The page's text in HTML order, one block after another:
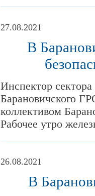
27.08.2021
В
Инспектор
Барановичского
коллективом
Рабочее утро
26.08.2021
В